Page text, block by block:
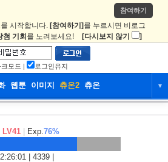
참여하기
시작합니다. [참여하기] 를 누르시면 비로그
첨 기회 를 노려보세요! [다시보지 않기 ]
크모드 | 로그인유지
웹툰 이미지 츄온2 츄온 ▼
지 츄온2
LV41 Exp.76%
| 4339 |